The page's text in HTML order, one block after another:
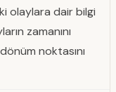
olaylara dair bilgi
zamanını
noktasını